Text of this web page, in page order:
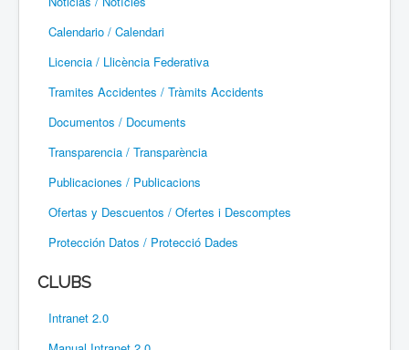
Ultraligeros / Ultralleugers
Vuelo Con Motor / Vol Amb Motor
Calendario / Calendari
Licencia / Llicència Federativa
Tramites Accidentes / Tràmits Accidents
Documentos / Documents
Transparencia / Transparència
Publicaciones / Publicacions
Ofertas y Descuentos / Ofertes i Descomptes
Protección Datos / Protecció Dades
CLUBS
Intranet 2.0